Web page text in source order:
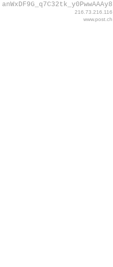
anWxDF9G_q7C32tk_y0PwwAAAy8
216.73.216.116
www.post.ch